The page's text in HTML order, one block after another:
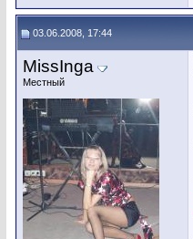
03.06.2008, 17:44
MissInga
Местный